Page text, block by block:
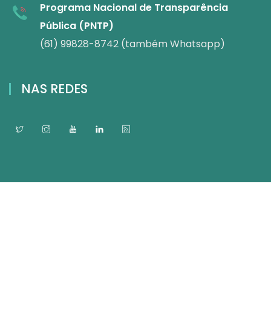
Programa Nacional de Transparência
Pública (PNTP)
(61) 99828-8742 (também Whatsapp)
NAS REDES